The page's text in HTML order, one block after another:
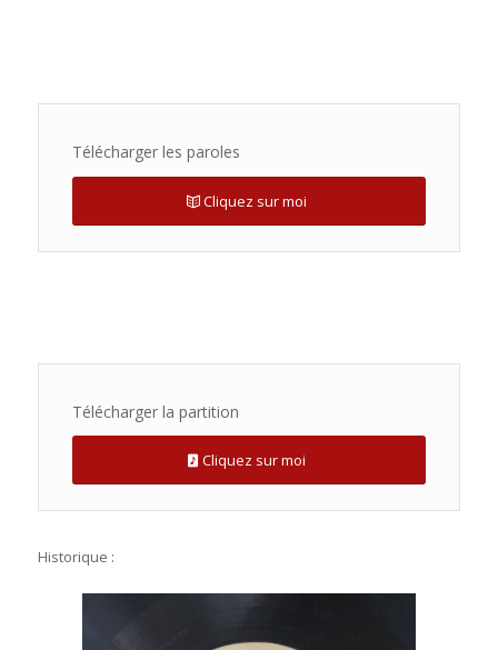
Télécharger les paroles
Cliquez sur moi
Télécharger la partition
Cliquez sur moi
Historique :